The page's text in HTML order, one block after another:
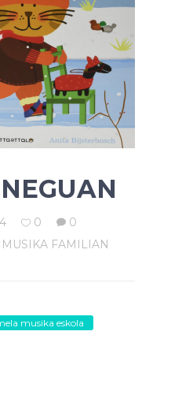
0
0
MUSIKA FAMILIAN
musika eskola